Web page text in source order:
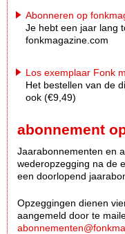
Abonneren op
Je hebt een jaar lang
fonkmagazine.com
Los exemplaar Fonk
Het bestellen van de
ook (€9,49)
abonnement
Jaarabonnementen en
wederopzegging na de
een doorlopend
Opzeggingen dienen
aangemeld door te